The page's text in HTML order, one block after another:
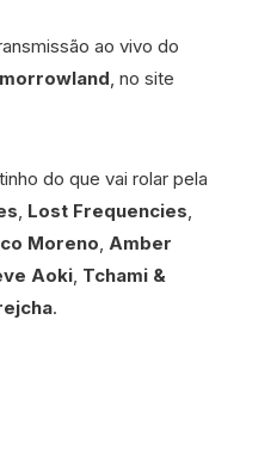
ao vivo do
, no site
do que vai rolar pela
, Lost Frequencies,
Moreno, Amber
Aoki, Tchami &
.